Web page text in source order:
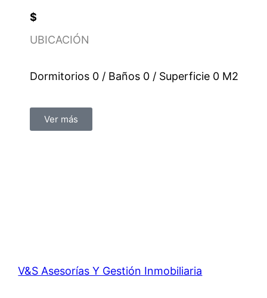
$
UBICACIÓN
Dormitorios 0 / Baños 0 / Superficie 0 M2
Ver más
V&S Asesorías Y Gestión Inmobiliaria